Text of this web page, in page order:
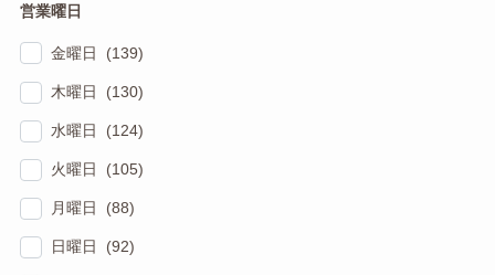
営業曜日
金曜日 (139)
木曜日 (130)
水曜日 (124)
火曜日 (105)
月曜日 (88)
日曜日 (92)